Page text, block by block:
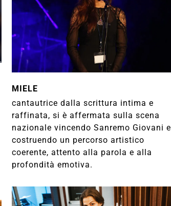
MIELE
cantautrice dalla scrittura intima e
raffinata, si è affermata sulla scena
nazionale vincendo Sanremo Giovani e
costruendo un percorso artistico
coerente, attento alla parola e alla
profondità emotiva.